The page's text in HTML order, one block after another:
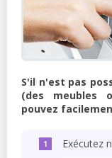
S'il n'est pas
(des meubles
pouvez
Exécutez